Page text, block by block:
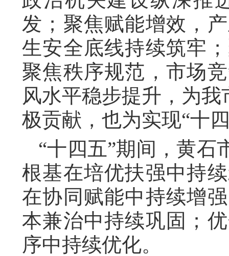
发；聚焦赋能增效，
生安全底线持续筑牢
聚焦秩序规范，市场
风水平稳步提升，为
极贡献，也为实现“十
“十四五”期间，黄石
根基在培优扶强中持
在协同赋能中持续增
本兼治中持续巩固；
序中持续优化。